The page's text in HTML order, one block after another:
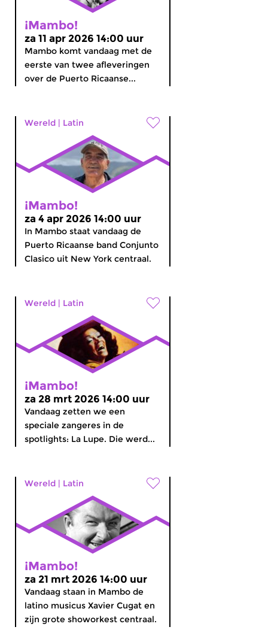
¡Mambo!
za 11 apr 2026 14:00 uur
Mambo komt vandaag met de
eerste van twee afleveringen
over de Puerto Ricaanse...
Wereld | Latin
¡Mambo!
za 4 apr 2026 14:00 uur
In Mambo staat vandaag de
Puerto Ricaanse band Conjunto
Clasico uit New York centraal.
Wereld | Latin
¡Mambo!
za 28 mrt 2026 14:00 uur
Vandaag zetten we een
speciale zangeres in de
spotlights: La Lupe. Die werd...
Wereld | Latin
¡Mambo!
za 21 mrt 2026 14:00 uur
Vandaag staan in Mambo de
latino musicus Xavier Cugat en
zijn grote showorkest centraal.